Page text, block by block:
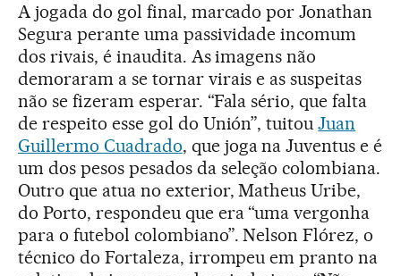
A jogada do gol final, marcado por Jonathan
Segura perante uma passividade incomum
dos rivais, é inaudita. As imagens não
demoraram a se tornar virais e as suspeitas
não se fizeram esperar. “Fala sério, que falta
de respeito esse gol do Unión”, tuitouJuan
Guillermo Cuadrado, que joga na Juventus e é
um dos pesos pesados da seleção colombiana.
Outro que atua no exterior, Matheus Uribe,
do Porto, respondeu que era “uma vergonha
para o futebol colombiano”. Nelson Flórez, o
técnico do Fortaleza, irrompeu em pranto na